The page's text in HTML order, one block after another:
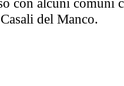
del Manco.